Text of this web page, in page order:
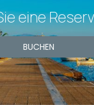
eine
BUCHEN